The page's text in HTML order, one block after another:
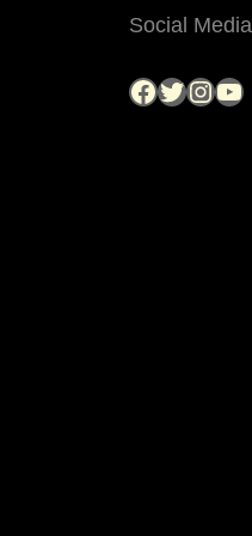
Social Media
Facebook Twitter InstagramYouTube